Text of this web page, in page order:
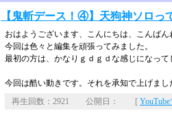
【鬼斬デース！④】天狗神ソロ
おはようございます、こんにちは、こんばん
今回は色々と編集を頑張ってみました。
最初の方は、かなりｇｄｇｄな感じになって
今回は酷い動きです。それを承知で上げまし
再生回数：2921 公開日： [